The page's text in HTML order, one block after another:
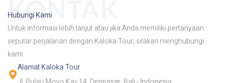
Hubungi Kami
Untuk informasi lebih lanjut atau jika Anda memiliki pertanyaan
seputar perjalanan dengan Kaloka Tour, silakan menghubungi
kami.
Alamat Kaloka Tour